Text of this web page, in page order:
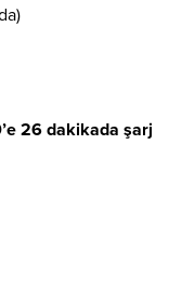
26 dakikada şarj